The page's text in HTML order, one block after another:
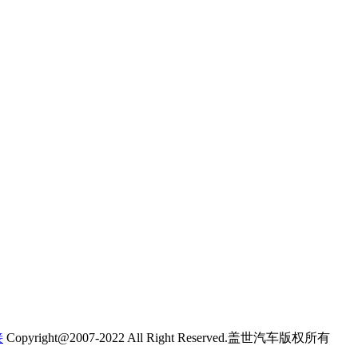
Copyright@2007-2022 All Right Reserved.盖世汽车版权所有